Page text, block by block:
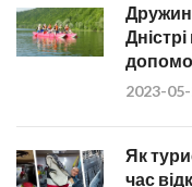
2023-
Як
час